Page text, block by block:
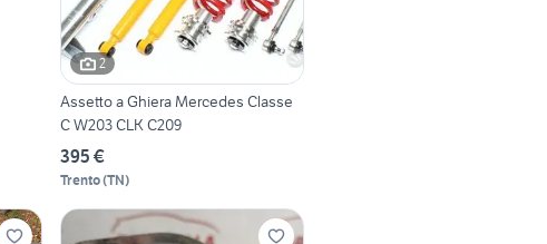
2
Assetto a Ghiera Mercedes Classe
C W203 CLK C209
395 €
Trento(TN)